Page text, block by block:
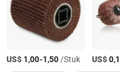
US$ 1,00-1,50/Stuk US$